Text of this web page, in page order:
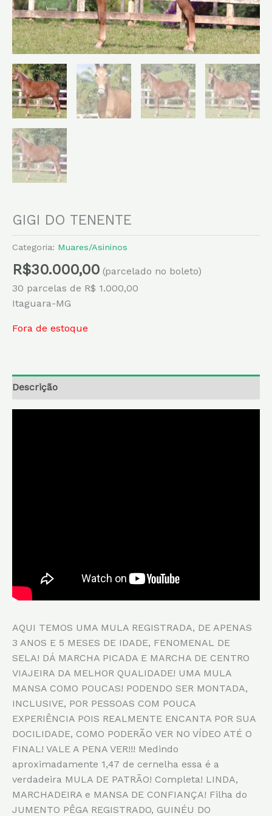
GIGI DO TENENTE
Categoria: Muares/Asininos
R$30.000,00 (parcelado no boleto)
30 parcelas de R$ 1.000,00
Itaguara-MG
Fora de estoque
Descrição
AQUI TEMOS UMA MULA REGISTRADA, DE APENAS
3 ANOS E 5 MESES DE IDADE, FENOMENAL DE
SELA! DÁ MARCHA PICADA E MARCHA DE CENTRO
VIAJEIRA DA MELHOR QUALIDADE! UMA MULA
MANSA COMO POUCAS! PODENDO SER MONTADA,
INCLUSIVE, POR PESSOAS COM POUCA
EXPERIÊNCIA POIS REALMENTE ENCANTA POR SUA
DOCILIDADE, COMO PODERÃO VER NO VÍDEO ATÉ O
FINAL! VALE A PENA VER!!! Medindo
aproximadamente 1,47 de cernelha essa é a
verdadeira MULA DE PATRÃO! Completa! LINDA,
MARCHADEIRA e MANSA DE CONFIANÇA! Filha do
JUMENTO PÊGA REGISTRADO, GUINÉU DO